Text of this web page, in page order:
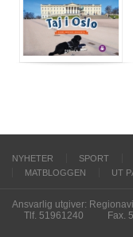
NYHETER SPORT
MATBLOGGEN
UT
Ansvarlig utgiver:
Tlf. 51961240
Fax.